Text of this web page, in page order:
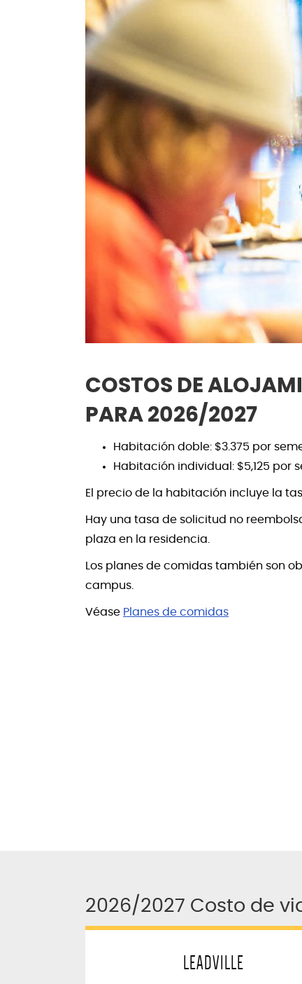
COSTOS DE
PARA 2026/2027
Habitación doble: $3.375 por
Habitación individual: $5,125 por
El precio de la habitación incluye la
Hay una tasa de solicitud no
plaza en la residencia.
Los planes de comidas también son
campus.
Véase Planes de comidas
2026/2027 Costo de
LEADVILLE